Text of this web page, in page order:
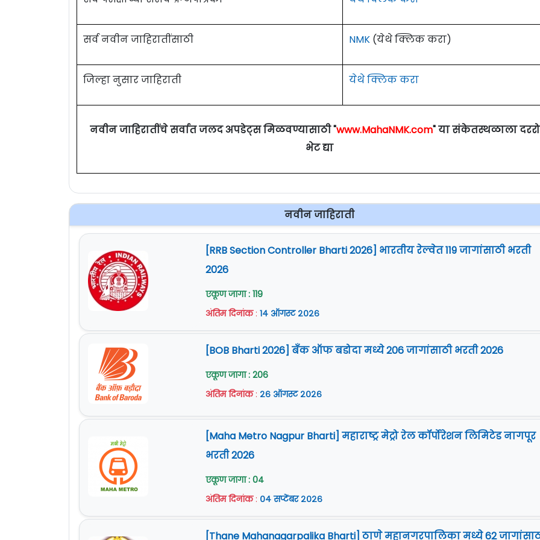
सर्व नवीन जाहिरातींसाठी NMK (येथे क्लिक करा)
जिल्हा नुसार जाहिराती येथे क्लिक करा
नवीन जाहिरातींचे सर्वात जलद अपडेट्स मिळवण्यासाठी "www.MahaNMK.com" या संकेतस्थळाला
भेट द्या
नवीन जाहिराती
[RRB Section Controller Bharti 2026] भारतीय रेल्वेत 119 जागांसाठी भरती
2026
एकूण जागा : 119
अंतिम दिनांक: १४ ऑगस्ट २०२६
[BOB Bharti 2026] बँक ऑफ बडोदा मध्ये 206 जागांसाठी भरती 2026
एकूण जागा : 206
अंतिम दिनांक: २६ ऑगस्ट २०२६
[Maha Metro Nagpur Bharti] महाराष्ट्र मेट्रो रेल कॉर्पोरेशन लिमिटेड नागपूर
भरती 2026
एकूण जागा : 04
अंतिम दिनांक: ०४ सप्टेंबर २०२६
[Thane Mahanagarpalika Bharti] ठाणे महानगरपालिका मध्ये 62